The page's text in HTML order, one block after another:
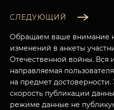
СЛЕДУЮЩИЙ
Обращаем ваше внимание
изменений в анкеты
Отечественной войны. Вся
направляемая
на предмет
скорость публикации
режиме данные не